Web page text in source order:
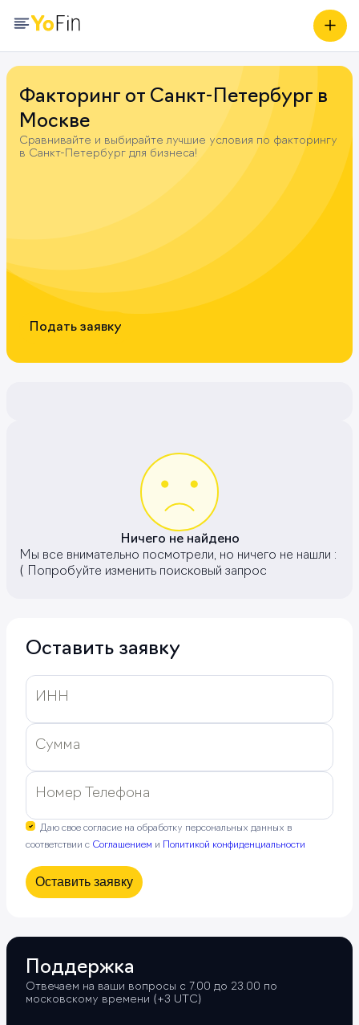
Факторинг от Санкт-Петербург в
Москве
Сравнивайте и выбирайте лучшие условия по факторингу
в Санкт-Петербург для бизнеса!
Подать заявку
Ничего не найдено
Мы все внимательно посмотрели, но ничего не нашли :
( Попробуйте изменить поисковый запрос
Оставить заявку
ИНН
Сумма
Номер Телефона
Даю свое согласие на обработку персональных данных в
соответствии с Соглашением и Политикой конфиденциальности
Оставить заявку
Поддержка
Отвечаем на ваши вопросы с 7.00 до 23.00 по
московскому времени (+3 UTС)